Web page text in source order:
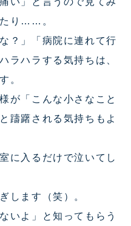
たり……。
？」「病院に連れて行
ラハラする気持ちは、
。
が「こんな小さなこと
躊躇される気持ちもよ
に入るだけで泣いてし
します（笑）。
いよ」と知ってもらう